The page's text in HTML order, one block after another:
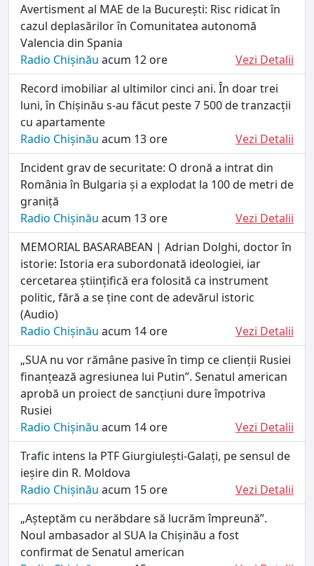
Avertisment al MAE de la București: Risc ridicat în
cazul deplasărilor în Comunitatea autonomă
Valencia din Spania
Radio Chișinău acum 12 ore
Vezi Detalii
Record imobiliar al ultimilor cinci ani. În doar trei
luni, în Chișinău s-au făcut peste 7 500 de tranzacții
cu apartamente
Radio Chișinău acum 13 ore
Vezi Detalii
Incident grav de securitate: O dronă a intrat din
România în Bulgaria și a explodat la 100 de metri de
graniță
Radio Chișinău acum 13 ore
Vezi Detalii
MEMORIAL BASARABEAN | Adrian Dolghi, doctor în
istorie: Istoria era subordonată ideologiei, iar
cercetarea științifică era folosită ca instrument
politic, fără a se ține cont de adevărul istoric
(Audio)
Radio Chișinău acum 14 ore
Vezi Detalii
„SUA nu vor rămâne pasive în timp ce clienții Rusiei
finanțează agresiunea lui Putin”. Senatul american
aprobă un proiect de sancțiuni dure împotriva
Rusiei
Radio Chișinău acum 14 ore
Vezi Detalii
Trafic intens la PTF Giurgiulești-Galați, pe sensul de
ieșire din R. Moldova
Radio Chișinău acum 15 ore
Vezi Detalii
„Așteptăm cu nerăbdare să lucrăm împreună”.
Noul ambasador al SUA la Chișinău a fost
confirmat de Senatul american